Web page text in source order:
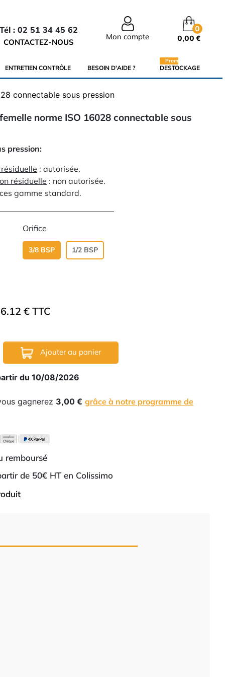
Tél : 02 51 34 45 62
CONTACTEZ-NOUS
Mon compte
0
0,00 €
ENTRETIEN CONTRÔLE BESOIN D'AIDE ? DESTOCKAGE
Promo
connectable sous pression
norme ISO 16028 connectable sous
pression:
: autorisée.
résiduelle : non autorisée.
gamme standard.
Orifice
3/8 BSP 1/2 BSP
€ TTC
Ajouter au panier
du 10/08/2026
gagnerez 3,00 € grâce à notre programme de
remboursé
de 50€ HT en Colissimo